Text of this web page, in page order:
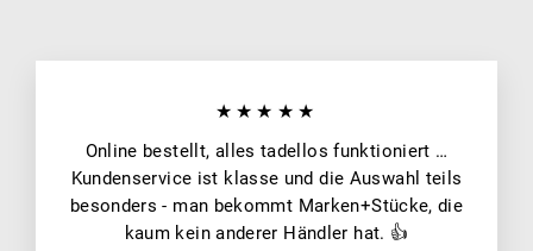
★★★★★
Online bestellt, alles tadellos funktioniert …
Kundenservice ist klasse und die Auswahl teils
besonders - man bekommt Marken+Stücke, die
kaum kein anderer Händler hat. 👍